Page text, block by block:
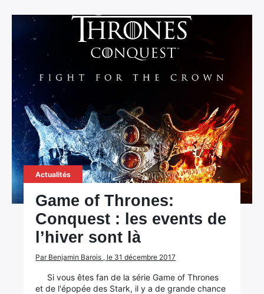
Actualités
Game of Thrones:
Conquest : les events de
l’hiver sont là
Par Benjamin Barois , le 31 décembre 2017
Si vous êtes fan de la série Game of Thrones
et de l'épopée des Stark, il y a de grande chance